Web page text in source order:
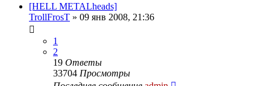
[HELL METALheads]
TrollFrosT » 09 янв 2008, 21:36
1
2
19 Ответы
33704 Просмотры